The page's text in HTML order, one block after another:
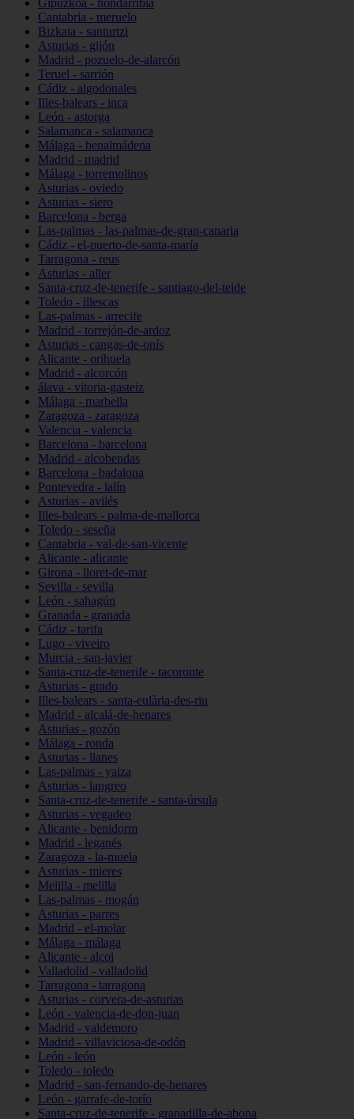
Gipuzkoa - hondarribia
Cantabria - meruelo
Bizkaia - santurtzi
Asturias - gijón
Madrid - pozuelo-de-alarcón
Teruel - sarrión
Cádiz - algodonales
Illes-balears - inca
León - astorga
Salamanca - salamanca
Málaga - benalmádena
Madrid - madrid
Málaga - torremolinos
Asturias - oviedo
Asturias - siero
Barcelona - berga
Las-palmas - las-palmas-de-gran-canaria
Cádiz - el-puerto-de-santa-maría
Tarragona - reus
Asturias - aller
Santa-cruz-de-tenerife - santiago-del-teide
Toledo - illescas
Las-palmas - arrecife
Madrid - torrejón-de-ardoz
Asturias - cangas-de-onís
Alicante - orihuela
Madrid - alcorcón
álava - vitoria-gasteiz
Málaga - marbella
Zaragoza - zaragoza
Valencia - valencia
Barcelona - barcelona
Madrid - alcobendas
Barcelona - badalona
Pontevedra - lalín
Asturias - avilés
Illes-balears - palma-de-mallorca
Toledo - seseña
Cantabria - val-de-san-vicente
Alicante - alicante
Girona - lloret-de-mar
Sevilla - sevilla
León - sahagún
Granada - granada
Cádiz - tarifa
Lugo - viveiro
Murcia - san-javier
Santa-cruz-de-tenerife - tacoronte
Asturias - grado
Illes-balears - santa-eulària-des-riu
Madrid - alcalá-de-henares
Asturias - gozón
Málaga - ronda
Asturias - llanes
Las-palmas - yaiza
Asturias - langreo
Santa-cruz-de-tenerife - santa-úrsula
Asturias - vegadeo
Alicante - benidorm
Madrid - leganés
Zaragoza - la-muela
Asturias - mieres
Melilla - melilla
Las-palmas - mogán
Asturias - parres
Madrid - el-molar
Málaga - málaga
Alicante - alcoi
Valladolid - valladolid
Tarragona - tarragona
Asturias - corvera-de-asturias
León - valencia-de-don-juan
Madrid - valdemoro
Madrid - villaviciosa-de-odón
León - león
Toledo - toledo
Madrid - san-fernando-de-henares
León - garrafe-de-torío
Santa-cruz-de-tenerife - granadilla-de-abona